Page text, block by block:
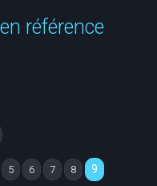
référence
Recherche avancée
5 6 7 8 9